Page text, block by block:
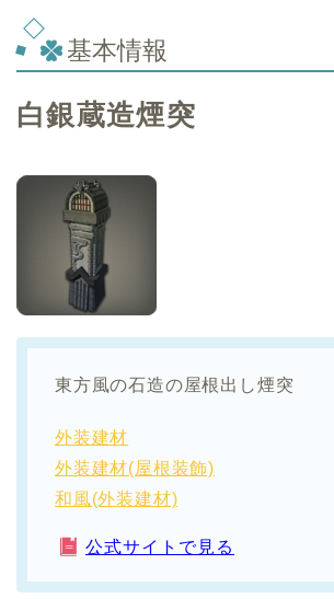
基本情報
白銀蔵造煙突
東方風の石造の屋根出し煙突
外装建材
外装建材(屋根装飾)
和風(外装建材)
公式サイトで見る